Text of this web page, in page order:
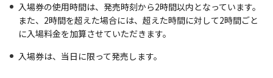
入場券の使用時間は、発売時刻から2時間以内となっています。
また、2時間を超えた場合には、超えた時間に対して2時間ごと
に入場料金を加算させていただきます。
入場券は、当日に限って発売します。